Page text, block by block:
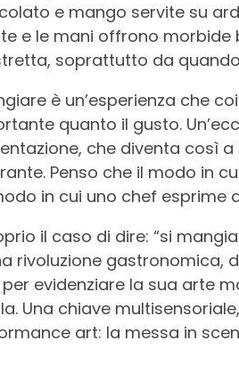
e mango servite su
e le mani offrono morbide
soprattutto da
è un’esperienza che
quanto il gusto.
che diventa così
Penso che il modo in
in cui uno chef esprime
il caso di dire: “si
rivoluzione gastronomica,
evidenziare la sua arte
Una chiave
art: la messa in